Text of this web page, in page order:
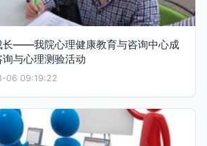
长——我院心理健康教育与咨询中心成
与心理测验活动
06 09:19:22